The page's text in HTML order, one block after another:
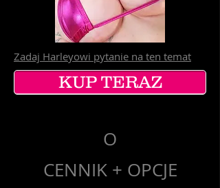
Zadaj Harleyowi pytanie na ten temat
KUP TERAZ
O
CENNIK + OPCJE